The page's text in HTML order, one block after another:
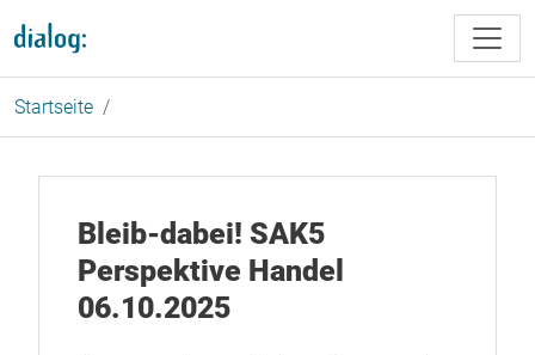
Startseite
Bleib-dabei! SAK5
Perspektive Handel
06.10.2025